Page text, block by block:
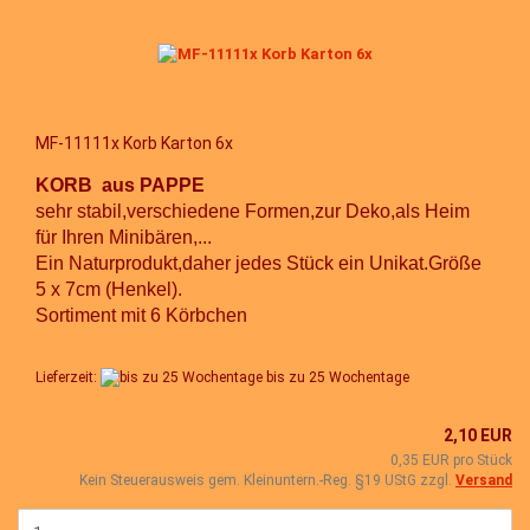
MF-11111x Korb Karton 6x
KORB aus PAPPE
sehr stabil,verschiedene Formen,zur Deko,als Heim
für Ihren Minibären,...
Ein Naturprodukt,daher jedes Stück ein Unikat.Größe
5 x 7cm (Henkel).
Sortiment mit 6 Körbchen
Lieferzeit: bis zu 25 Wochentage
2,10 EUR
0,35 EUR pro Stück
Kein Steuerausweis gem. Kleinuntern.-Reg. §19 UStG zzgl. Versand